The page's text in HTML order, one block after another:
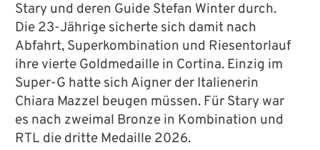
Stary und deren Guide Stefan Winter durch.
Die 23-Jährige sicherte sich damit nach
Abfahrt, Superkombination und Riesentorlauf
ihre vierte Goldmedaille in Cortina. Einzig im
Super-G hatte sich Aigner der Italienerin
Chiara Mazzel beugen müssen. Für Stary war
es nach zweimal Bronze in Kombination und
RTL die dritte Medaille 2026.